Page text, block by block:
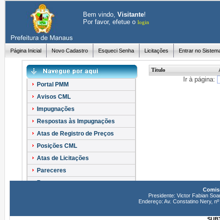
Bem vindo, Visitante!
Por favor, efetue o login
Página Inicial Novo Cadastro Esqueci Senha Licitações Entrar no
Portal PMM
Avisos CML
Impugnações
Respostas às Impugnações
Atas de Registro de Preços
Posições CML
Atas de Licitações
Pareceres
Recursos
Título
Ir à página:
Presidente: Victor Fabian
Endereço: Av. Constatino Nery,